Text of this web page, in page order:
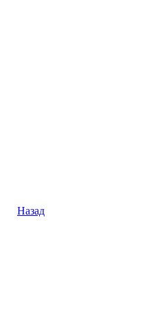
Назад